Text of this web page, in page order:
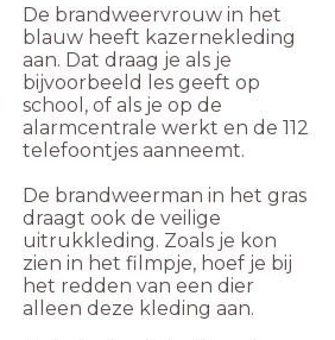
De brandweervrouw in het
blauw heeft kazernekleding
aan. Dat draag je als je
bijvoorbeeld les geeft op
school, of als je op de
alarmcentrale werkt en de 112
telefoontjes aanneemt.
De brandweerman in het gras
draagt ook de veilige
uitrukkleding. Zoals je kon
zien in het filmpje, hoef je bij
het redden van een dier
alleen deze kleding aan.